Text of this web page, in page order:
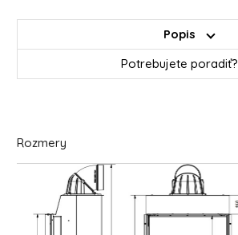
Popis
Potrebujete poradiť?
Rozmery